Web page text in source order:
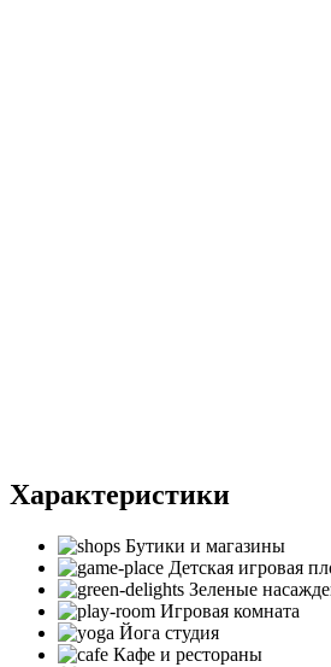
Характеристики
Бутики и магазины
Детская игровая
Зеленые
Игровая комната
Йога студия
Кафе и рестораны